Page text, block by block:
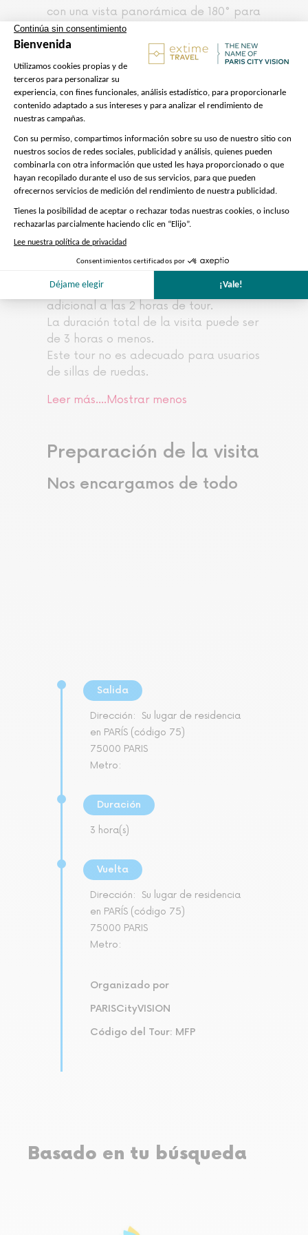
con una vista panorámica de 180° para
admirar los detalles de la arquitectura
de «La Ville Lumière».
No se preocupe por los atascos de
París, utilizamos los carriles bici,
garantía de un recorrido fluido durante
2 horas.
He aquí cómo es surecorrido con
Turtle.
No dudes en descargar tu plan más
Tenga en cuenta :
Mismo precio para 1 o 2 personas
El tiempo de recogida y regreso es
adicional a las 2 horas de tour.
La duración total de la visita puede ser
de 3 horas o menos.
Este tour no es adecuado para usuarios
de sillas de ruedas.
Leer más....Mostrar menos
Preparación de la visita
Nos encargamos de todo
Salida
Dirección:
Su lugar de residencia
en PARÍS (código 75)
75000 PARIS
Metro:
Duración
3 hora(s)
Vuelta
Dirección:
Su lugar de residencia
en PARÍS (código 75)
75000 PARIS
Metro:
Organizado por
PARISCityVISION
Código del Tour: MFP
Basado en tu búsqueda